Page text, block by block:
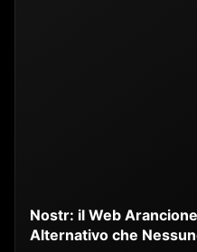
Nostr: il Web
Alternativo che